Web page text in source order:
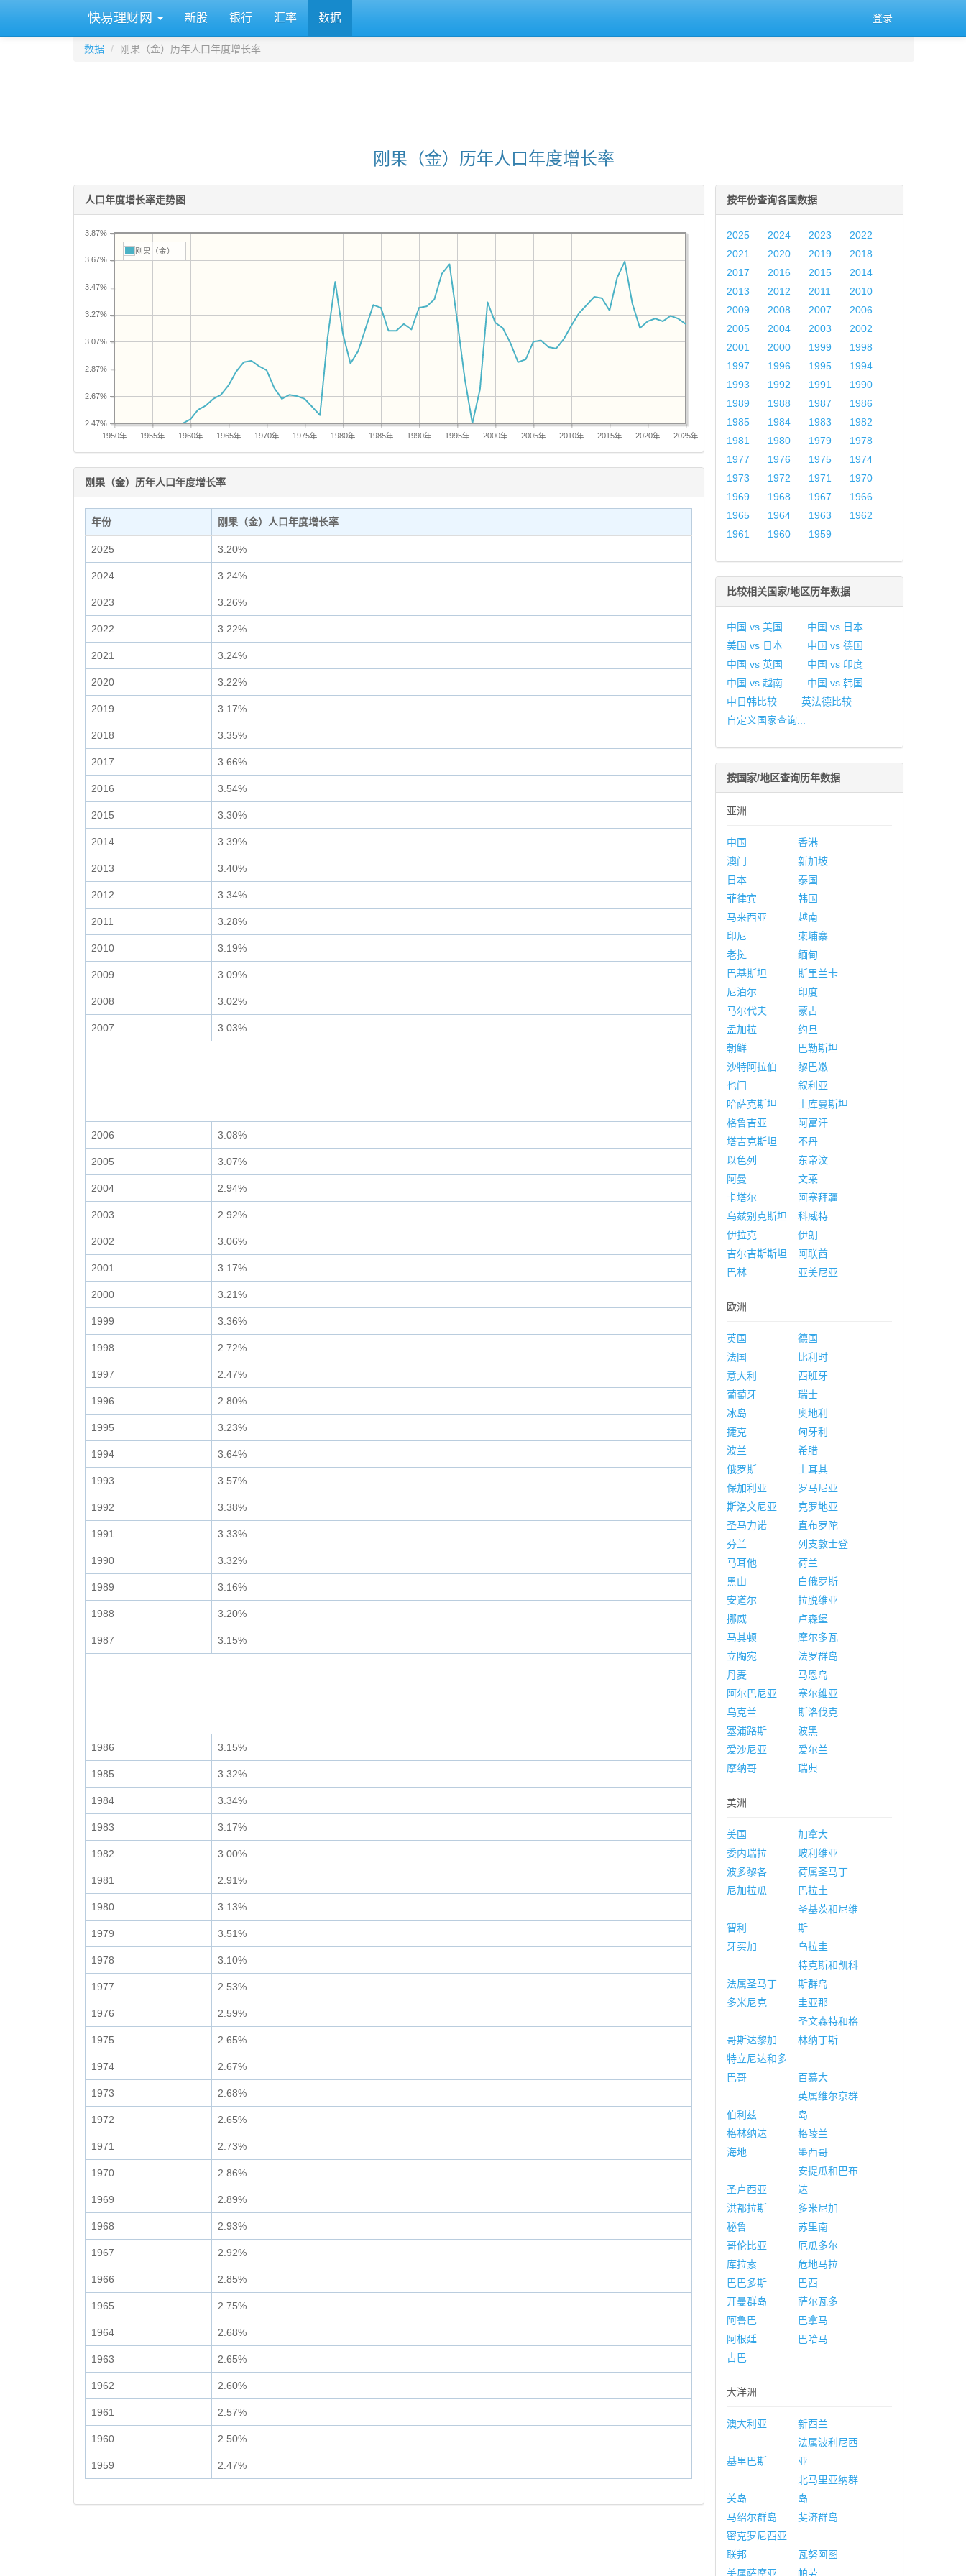
快易理财网 新股 银行 汇率 数据 登录
数据 刚果（金）历年人口年度增长率
刚果（金）历年人口年度增长率
人口年度增长率走势图
1950年 1955年 1960年 1965年 1970年 1975年 1980年 1985年 1990年 1995年 2000年 2005年 2010年 2015年 2020年 2025年
2.47%
2.67%
2.87%
3.07%
3.27%
3.47%
3.67%
3.87%
刚果（金）
刚果（金）历年人口年度增长率
年份 刚果（金）人口年度增长率
2025 3.20%
2024 3.24%
2023 3.26%
2022 3.22%
2021 3.24%
2020 3.22%
2019 3.17%
2018 3.35%
2017 3.66%
2016 3.54%
2015 3.30%
2014 3.39%
2013 3.40%
2012 3.34%
2011 3.28%
2010 3.19%
2009 3.09%
2008 3.02%
2007 3.03%
2006 3.08%
2005 3.07%
2004 2.94%
2003 2.92%
2002 3.06%
2001 3.17%
2000 3.21%
1999 3.36%
1998 2.72%
1997 2.47%
1996 2.80%
1995 3.23%
1994 3.64%
1993 3.57%
1992 3.38%
1991 3.33%
1990 3.32%
1989 3.16%
1988 3.20%
1987 3.15%
1986 3.15%
1985 3.32%
1984 3.34%
1983 3.17%
1982 3.00%
1981 2.91%
1980 3.13%
1979 3.51%
1978 3.10%
1977 2.53%
1976 2.59%
1975 2.65%
1974 2.67%
1973 2.68%
1972 2.65%
1971 2.73%
1970 2.86%
1969 2.89%
1968 2.93%
1967 2.92%
1966 2.85%
1965 2.75%
1964 2.68%
1963 2.65%
1962 2.60%
1961 2.57%
1960 2.50%
1959 2.47%
按年份查询各国数据
2025 2024 2023
2022
2021
2020 2019
2018
2017
2016 2015
2014
2013
2012 2011
2010
2009
2008 2007
2006
2005
2004 2003
2002
2001
2000 1999
1998
1997
1996 1995
1994
1993
1992 1991
1990
1989
1988 1987
1986
1985
1984 1983
1982
1981
1980 1979
1978
1977
1976 1975
1974
1973
1972 1971
1970
1969
1968 1967
1966
1965
1964 1963
1962
1961
1960 1959
比较相关国家/地区历年数据
中国 vs 美国
中国 vs 日本
美国 vs 日本
中国 vs 德国
中国 vs 英国
中国 vs 印度
中国 vs 越南
中国 vs 韩国
中日韩比较
英法德比较
自定义国家查询...
按国家/地区查询历年数据
亚洲
中国
香港
澳门
新加坡
日本
泰国
菲律宾
韩国
马来西亚
越南
印尼
柬埔寨
老挝
缅甸
巴基斯坦
斯里兰卡
尼泊尔
印度
马尔代夫
蒙古
孟加拉
约旦
朝鲜
巴勒斯坦
沙特阿拉伯
黎巴嫩
也门
叙利亚
哈萨克斯坦
土库曼斯坦
格鲁吉亚
阿富汗
塔吉克斯坦
不丹
以色列
东帝汶
阿曼
文莱
卡塔尔
阿塞拜疆
乌兹别克斯坦
科威特
伊拉克
伊朗
吉尔吉斯斯坦
阿联酋
巴林
亚美尼亚
欧洲
英国
德国
法国
比利时
意大利
西班牙
葡萄牙
瑞士
冰岛
奥地利
捷克
匈牙利
波兰
希腊
俄罗斯
土耳其
保加利亚
罗马尼亚
斯洛文尼亚
克罗地亚
圣马力诺
直布罗陀
芬兰
列支敦士登
马耳他
荷兰
黑山
白俄罗斯
安道尔
拉脱维亚
挪威
卢森堡
马其顿
摩尔多瓦
立陶宛
法罗群岛
丹麦
马恩岛
阿尔巴尼亚
塞尔维亚
乌克兰
斯洛伐克
塞浦路斯
波黑
爱沙尼亚
爱尔兰
摩纳哥
瑞典
美洲
美国
加拿大
委内瑞拉
玻利维亚
波多黎各
荷属圣马丁
尼加拉瓜
巴拉圭
智利
圣基茨和尼维
斯
牙买加
乌拉圭
法属圣马丁
特克斯和凯科
斯群岛
多米尼克
圭亚那
哥斯达黎加
圣文森特和格
林纳丁斯
特立尼达和多
巴哥
百慕大
伯利兹
英属维尔京群
岛
格林纳达
格陵兰
海地
墨西哥
圣卢西亚
安提瓜和巴布
达
洪都拉斯
多米尼加
秘鲁
苏里南
哥伦比亚
厄瓜多尔
库拉索
危地马拉
巴巴多斯
巴西
开曼群岛
萨尔瓦多
阿鲁巴
巴拿马
阿根廷
巴哈马
古巴
大洋洲
澳大利亚 新西兰
基里巴斯
法属波利尼西
亚
关岛
北马里亚纳群
岛
马绍尔群岛
斐济群岛
密克罗尼西亚
联邦
瓦努阿图
美属萨摩亚
帕劳